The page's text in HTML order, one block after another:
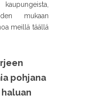
mukaan
meillä täällä
pohjana